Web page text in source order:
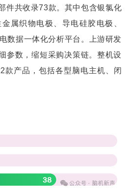
件共收录73款。其中包含银氯化
属织物电极、 导电硅胶电极
数据一体化分析平台。上游研发
参数，缩短采购决策链。整机设
款产品，包括各型脑电主机、闭